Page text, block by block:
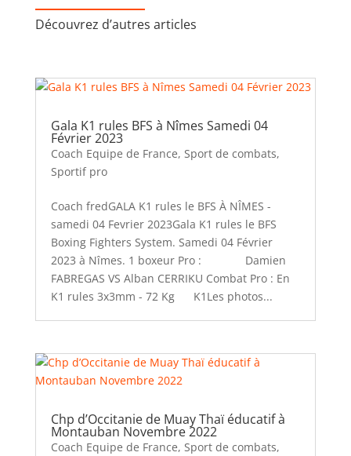
Découvrez d’autres articles
Gala K1 rules BFS à Nîmes Samedi 04
Février 2023
Coach Equipe de France, Sport de combats,
Sportif pro
Coach fredGALA K1 rules le BFS À NÎMES -
samedi 04 Fevrier 2023Gala K1 rules le BFS
Boxing Fighters System. Samedi 04 Février
2023 à Nîmes. 1 boxeur Pro : Damien
FABREGAS VS Alban CERRIKU Combat Pro : En
K1 rules 3x3mm - 72 Kg K1Les photos...
Chp d’Occitanie de Muay Thaï éducatif à
Montauban Novembre 2022
Coach Equipe de France, Sport de combats,